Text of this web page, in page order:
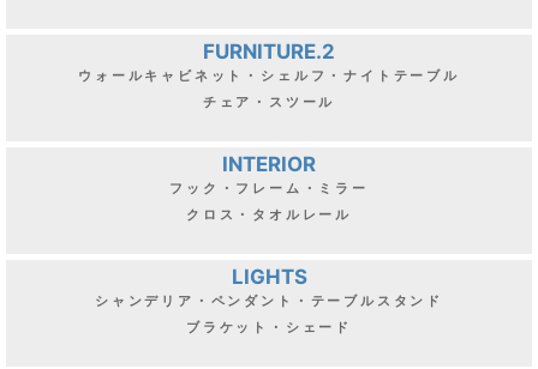
FURNITURE.2
ウォールキャビネット・シェルフ・ナイトテーブル
チェア・スツール
INTERIOR
フック・フレーム・ミラー
クロス・タオルレール
LIGHTS
シャンデリア・ペンダント・テーブルスタンド
ブラケット・シェード